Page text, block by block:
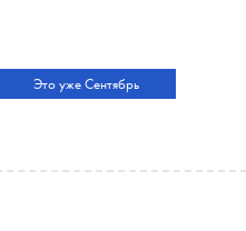
Это уже Сентябрь